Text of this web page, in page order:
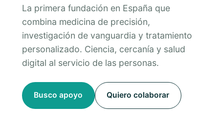
La primera fundación en España que
combina medicina de precisión,
investigación de vanguardia y tratamiento
personalizado. Ciencia, cercanía y salud
digital al servicio de las personas.
Busco apoyo Quiero colaborar